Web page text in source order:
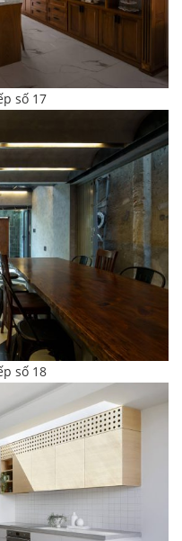
số 17
số 18